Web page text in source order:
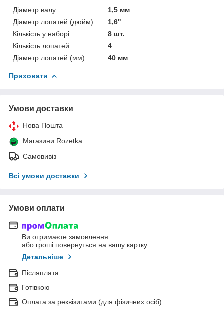
Діаметр валу
1,5 мм
Діаметр лопатей (дюйм)
1,6"
Кількість у наборі
8 шт.
Кількість лопатей
4
Діаметр лопатей (мм)
40 мм
Приховати
Умови доставки
Нова Пошта
Магазини Rozetka
Самовивіз
Всі умови доставки
Умови оплати
Ви отримаєте замовлення
або гроші повернуться на вашу картку
Детальніше
Післяплата
Готівкою
Оплата за реквізитами (для фізичних осіб)